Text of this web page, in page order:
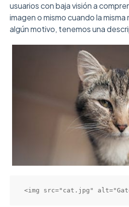
usuarios con baja visión a
imagen o mismo cuando la
algún motivo, tenemos una
<img src="cat.jpg"